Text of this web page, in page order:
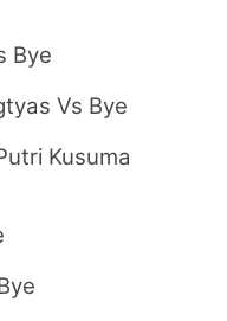
Bye
Vs Bye
Kusuma